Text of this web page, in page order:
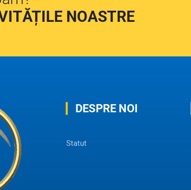
NOASTRE
DESPRE NOI
Statut